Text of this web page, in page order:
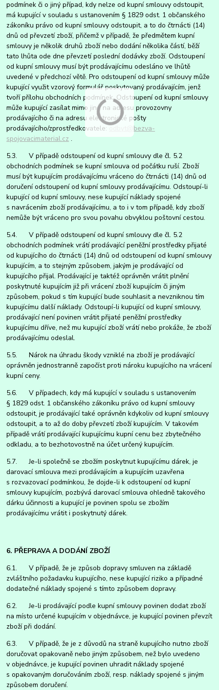
podmínek či o jiný případ, kdy nelze od kupní smlouvy odstoupit,
má kupující v souladu s ustanovením § 1829 odst. 1 občanského
zákoníku právo od kupní smlouvy odstoupit, a to do čtrnácti (14)
dnů od převzetí zboží, přičemž v případě, že předmětem kupní
smlouvy je několik druhů zboží nebo dodání několika částí, běží
tato lhůta ode dne převzetí poslední dodávky zboží. Odstoupení
od kupní smlouvy musí být prodávajícímu odesláno ve lhůtě
uvedené v předchozí větě. Pro odstoupení od kupní smlouvy může
kupující využit vzorový formulář poskytovaný prodávajícím, jenž
tvoří přílohu obchodních podmínek. Odstoupení od kupní smlouvy
může kupující zasílat mimo jiné na adresu provozovny
prodávajícího či na adresu elektronické pošty
prodávajícího/zprostředkovatele:odbyt@bezva-
spojovacimaterial.cz .
5.3. V případě odstoupení od kupní smlouvy dle čl. 5.2
obchodních podmínek se kupní smlouva od počátku ruší. Zboží
musí být kupujícím prodávajícímu vráceno do čtrnácti (14) dnů od
doručení odstoupení od kupní smlouvy prodávajícímu. Odstoupí-li
kupující od kupní smlouvy, nese kupující náklady spojené
s navrácením zboží prodávajícímu, a to i v tom případě, kdy zboží
nemůže být vráceno pro svou povahu obvyklou poštovní cestou.
5.4. V případě odstoupení od kupní smlouvy dle čl. 5.2
obchodních podmínek vrátí prodávající peněžní prostředky přijaté
od kupujícího do čtrnácti (14) dnů od odstoupení od kupní smlouvy
kupujícím, a to stejným způsobem, jakým je prodávající od
kupujícího přijal. Prodávající je taktéž oprávněn vrátit plnění
poskytnuté kupujícím již při vrácení zboží kupujícím či jiným
způsobem, pokud s tím kupující bude souhlasit a nevzniknou tím
kupujícímu další náklady. Odstoupí-li kupující od kupní smlouvy,
prodávající není povinen vrátit přijaté peněžní prostředky
kupujícímu dříve, než mu kupující zboží vrátí nebo prokáže, že zboží
prodávajícímu odeslal.
5.5. Nárok na úhradu škody vzniklé na zboží je prodávající
oprávněn jednostranně započíst proti nároku kupujícího na vrácení
kupní ceny.
5.6. V případech, kdy má kupující v souladu s ustanovením
§ 1829 odst. 1 občanského zákoníku právo od kupní smlouvy
odstoupit, je prodávající také oprávněn kdykoliv od kupní smlouvy
odstoupit, a to až do doby převzetí zboží kupujícím. V takovém
případě vrátí prodávající kupujícímu kupní cenu bez zbytečného
odkladu, a to bezhotovostně na účet určený kupujícím.
5.7. Je-li společně se zbožím poskytnut kupujícímu dárek, je
darovací smlouva mezi prodávajícím a kupujícím uzavřena
s rozvazovací podmínkou, že dojde-li k odstoupení od kupní
smlouvy kupujícím, pozbývá darovací smlouva ohledně takového
dárku účinnosti a kupující je povinen spolu se zbožím
prodávajícímu vrátit i poskytnutý dárek.
6. PŘEPRAVA A DODÁNÍ ZBOŽÍ
6.1. V případě, že je způsob dopravy smluven na základě
zvláštního požadavku kupujícího, nese kupující riziko a případné
dodatečné náklady spojené s tímto způsobem dopravy.
6.2. Je-li prodávající podle kupní smlouvy povinen dodat zboží
na místo určené kupujícím v objednávce, je kupující povinen převzít
zboží při dodání.
6.3. V případě, že je z důvodů na straně kupujícího nutno zboží
doručovat opakovaně nebo jiným způsobem, než bylo uvedeno
v objednávce, je kupující povinen uhradit náklady spojené
s opakovaným doručováním zboží, resp. náklady spojené s jiným
způsobem doručení.